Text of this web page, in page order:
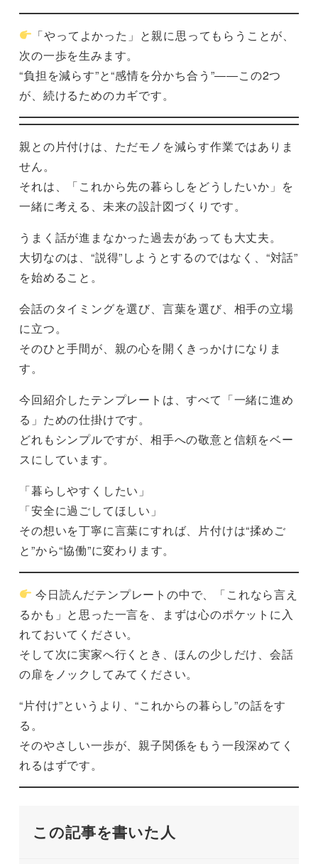
「やってよかった」と親に思ってもらうことが、
次の一歩を生みます。
“負担を減らす”と“感情を分かち合う”――この2つ
が、続けるためのカギです。
親との片付けは、ただモノを減らす作業ではありま
せん。
それは、「これから先の暮らしをどうしたいか」を
一緒に考える、未来の設計図づくりです。
うまく話が進まなかった過去があっても大丈夫。
大切なのは、“説得”しようとするのではなく、“対話”
を始めること。
会話のタイミングを選び、言葉を選び、相手の立場
に立つ。
そのひと手間が、親の心を開くきっかけになりま
す。
今回紹介したテンプレートは、すべて「一緒に進め
る」ための仕掛けです。
どれもシンプルですが、相手への敬意と信頼をベー
スにしています。
「暮らしやすくしたい」
「安全に過ごしてほしい」
その想いを丁寧に言葉にすれば、片付けは“揉めご
と”から“協働”に変わります。
今日読んだテンプレートの中で、「これなら言え
るかも」と思った一言を、まずは心のポケットに入
れておいてください。
そして次に実家へ行くとき、ほんの少しだけ、会話
の扉をノックしてみてください。
“片付け”というより、“これからの暮らし”の話をす
る。
そのやさしい一歩が、親子関係をもう一段深めてく
れるはずです。
この記事を書いた人